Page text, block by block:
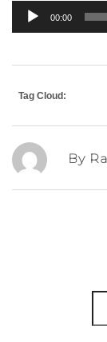
Reproductor
d'àudio
00:00
Tag Cloud:
By